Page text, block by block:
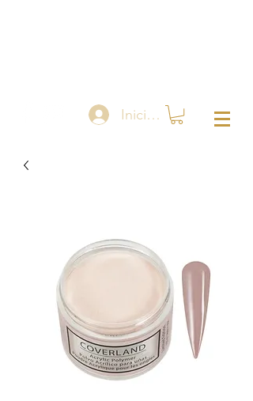
Iniciar sesión